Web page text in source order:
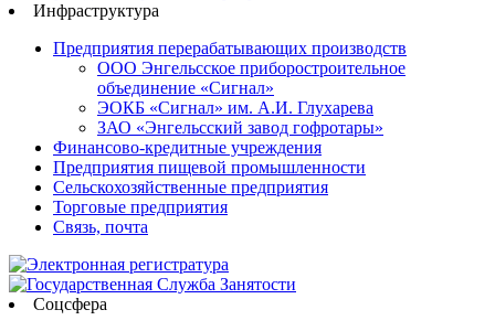
Инфраструктура
Предприятия перерабатывающих производств
ООО Энгельсское приборостроительное
объединение «Сигнал»
ЭОКБ «Сигнал» им. А.И. Глухарева
ЗАО «Энгельсский завод гофротары»
Финансово-кредитные учреждения
Предприятия пищевой промышленности
Сельскохозяйственные предприятия
Торговые предприятия
Связь, почта
Соцсфера